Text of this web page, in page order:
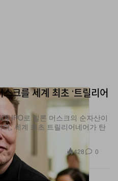
크를 세계 최초 ‘트릴리어
IPO로 일론 머스크의 순자산이
, 세계 최초 트릴리어네어가 탄
428 0